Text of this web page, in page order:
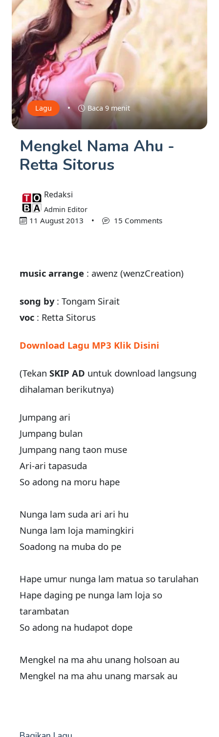
Lagu • Baca 9 menit
Mengkel Nama Ahu -
Retta Sitorus
Redaksi
Admin Editor
11 August 2013 • 15 Comments
music arrange : awenz (wenzCreation)
song by: Tongam Sirait
voc : Retta Sitorus
Download Lagu MP3 Klik Disini
(Tekan SKIP AD untuk download langsung
dihalaman berikutnya)
Jumpang ari
Jumpang bulan
Jumpang nang taon muse
Ari-ari tapasuda
So adong na moru hape
Nunga lam suda ari ari hu
Nunga lam loja mamingkiri
Soadong na muba do pe
Hape umur nunga lam matua so tarulahan
Hape daging pe nunga lam loja so
tarambatan
So adong na hudapot dope
Mengkel na ma ahu unang holsoan au
Mengkel na ma ahu unang marsak au